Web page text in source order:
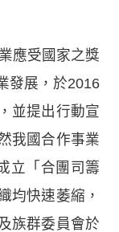
應受國家之獎
發展，於2016
並提出行動宣
我國合作事業
立「合團司籌
均快速萎縮，
族群委員會於